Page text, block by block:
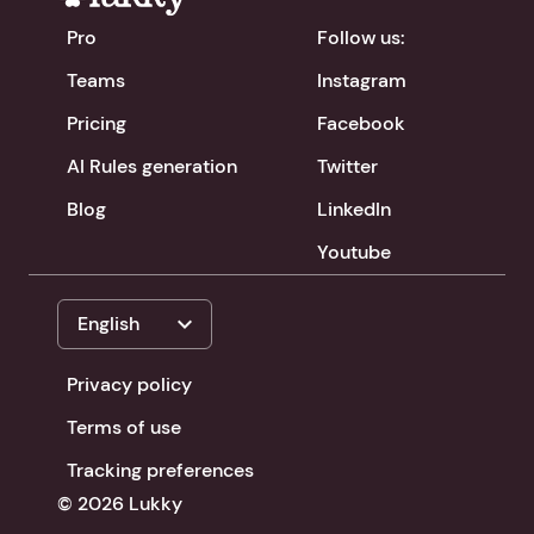
Pro
Teams
Pricing
AI Rules generation
Blog
Follow us:
Instagram
Facebook
Twitter
LinkedIn
Youtube
English expand_more
Privacy policy
Terms of use
Tracking preferences
© 2026 Lukky